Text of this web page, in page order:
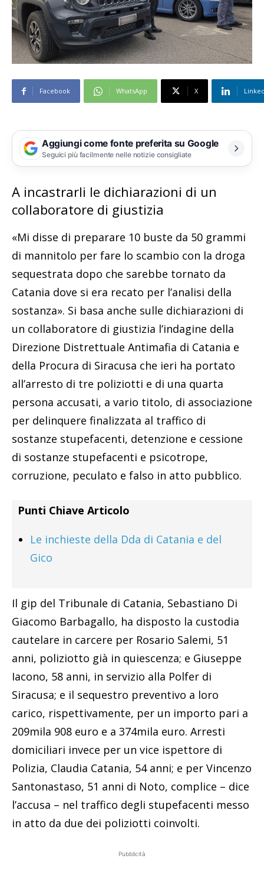
Facebook WhatsApp X
Aggiungi come fonte preferita su Google
Seguici più facilmente nelle notizie consigliate
A incastrarli le dichiarazioni di un
collaboratore di giustizia
«Mi disse di preparare 10 buste da 50 grammi
di mannitolo per fare lo scambio con la droga
sequestrata dopo che sarebbe tornato da
Catania dove si era recato per l’analisi della
sostanza». Si basa anche sulle dichiarazioni di
un collaboratore di giustizia l’indagine della
Direzione Distrettuale Antimafia di Catania e
della Procura di Siracusa che ieri ha portato
all’arresto di tre poliziotti e di una quarta
persona accusati, a vario titolo, di associazione
per delinquere finalizzata al traffico di
sostanze stupefacenti, detenzione e cessione
di sostanze stupefacenti e psicotrope,
corruzione, peculato e falso in atto pubblico.
Punti Chiave Articolo
Le inchieste della Dda di Catania e del
Gico
Il gip del Tribunale di Catania, Sebastiano Di
Giacomo Barbagallo, ha disposto la custodia
cautelare in carcere per Rosario Salemi, 51
anni, poliziotto già in quiescenza; e Giuseppe
Iacono, 58 anni, in servizio alla Polfer di
Siracusa; e il sequestro preventivo a loro
carico, rispettivamente, per un importo pari a
209mila 908 euro e a 374mila euro. Arresti
domiciliari invece per un vice ispettore di
Polizia, Claudia Catania, 54 anni; e per Vincenzo
Santonastaso, 51 anni di Noto, complice – dice
l’accusa – nel traffico degli stupefacenti messo
in atto da due dei poliziotti coinvolti.
Pubblicità